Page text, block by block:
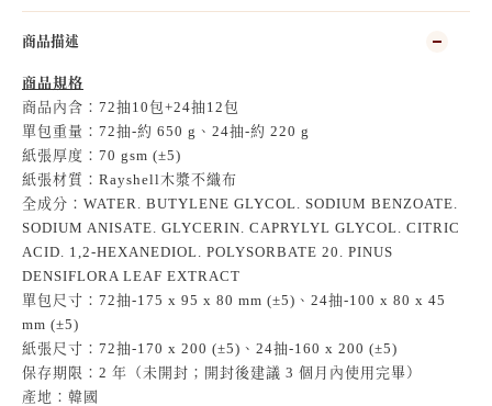
商品描述
商品規格
商品內含：72抽10包+24抽12包
單包重量：72抽-約 650 g、24抽-約 220 g
紙張厚度：70 gsm (±5)
紙張材質：Rayshell木漿不織布
全成分：WATER. BUTYLENE GLYCOL. SODIUM BENZOATE.
SODIUM ANISATE. GLYCERIN. CAPRYLYL GLYCOL. CITRIC
ACID. 1,2-HEXANEDIOL. POLYSORBATE 20. PINUS
DENSIFLORA LEAF EXTRACT
單包尺寸：72抽-175 x 95 x 80 mm (±5)、24抽-100 x 80 x 45
mm (±5)
紙張尺寸：72抽-170 x 200 (±5)、24抽-160 x 200 (±5)
保存期限：2 年（未開封；開封後建議 3 個月內使用完畢）
產地：韓國